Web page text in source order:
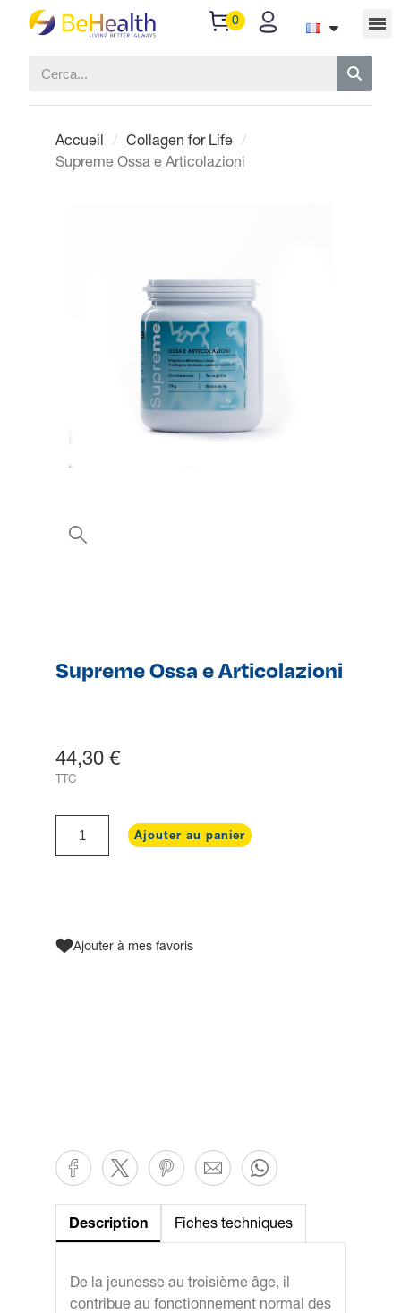
Accueil
Collagen for Life
Supreme Ossa e Articolazioni
Supreme Ossa e Articolazioni
44,30 €
TTC
Ajouter au panier
Ajouter à mes favoris
Description Fiches techniques
De la jeunesse au troisième âge, il
contribue au fonctionnement normal des